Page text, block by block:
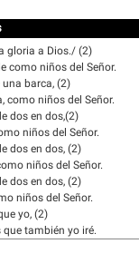
gloria a Dios./ (2)
como niños del Señor.
barca, (2)
como niños del Señor.
dos en dos,(2)
niños del Señor.
dos en dos, (2)
niños del Señor.
dos en dos, (2)
niños del Señor.
yo, (2)
también yo iré.